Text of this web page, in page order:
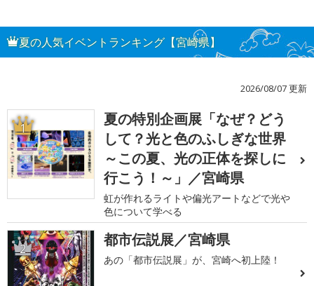
夏の人気イベントランキング【宮崎県】
2026/08/07 更新
1
夏の特別企画展「なぜ？どう
して？光と色のふしぎな世界
～この夏、光の正体を探しに
行こう！～」／宮崎県
虹が作れるライトや偏光アートなどで光や
色について学べる
2 都市伝説展／宮崎県
あの「都市伝説展」が、宮崎へ初上陸！